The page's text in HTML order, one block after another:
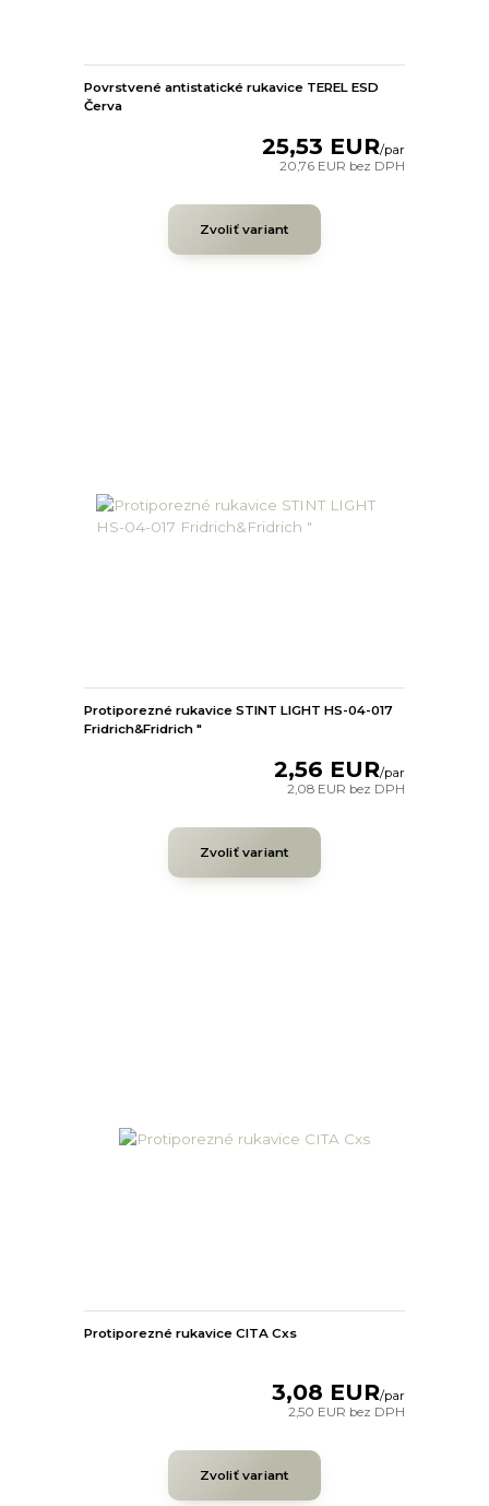
Povrstvené antistatické rukavice TEREL ESD
Červa
25,53 EUR/par
20,76 EUR bez DPH
Zvoliť variant
Protiporezné rukavice STINT LIGHT HS-04-017
Fridrich&Fridrich "
2,56 EUR/par
2,08 EUR bez DPH
Zvoliť variant
Protiporezné rukavice CITA Cxs
3,08 EUR/par
2,50 EUR bez DPH
Zvoliť variant